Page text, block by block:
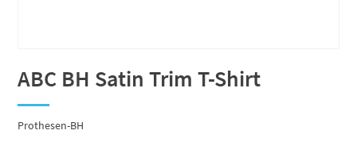
ABC BH Satin Trim T-Shirt
Prothesen-BH